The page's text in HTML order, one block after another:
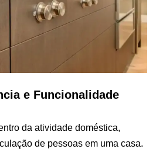
e Funcionalidade
da atividade doméstica,
de pessoas em uma casa.